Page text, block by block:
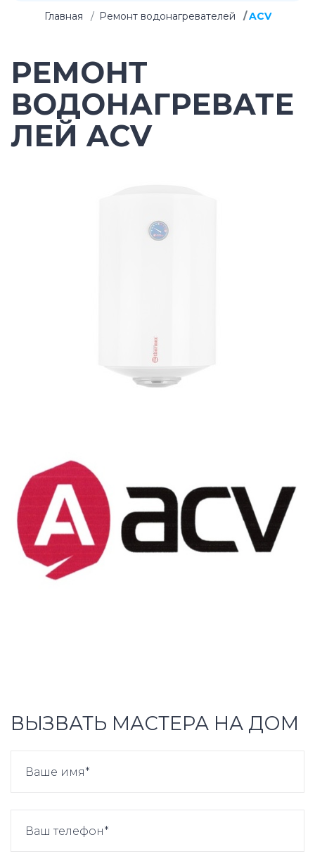
Главная Ремонт водонагревателей ACV
РЕМОНТ
ВОДОНАГРЕВАТЕ
ЛЕЙ ACV
ВЫЗВАТЬ МАСТЕРА НА ДОМ